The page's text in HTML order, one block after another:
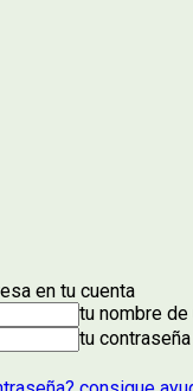
en tu cuenta
tu nombre de
tu contraseña